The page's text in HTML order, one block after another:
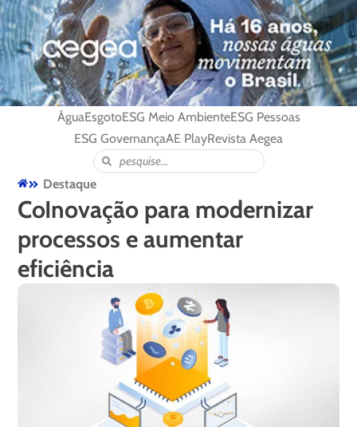
ÁguaEsgotoESG Meio AmbienteESG Pessoas
ESG GovernançaAE PlayRevista Aegea
Destaque
CoInovação para modernizar
processos e aumentar
eficiência